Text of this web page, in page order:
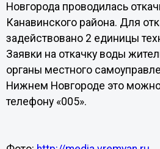
Новгорода проводилась
Канавинского района. Для
задействовано 2 единицы
Заявки на откачку воды
органы местного
Нижнем Новгороде это
телефону «005».